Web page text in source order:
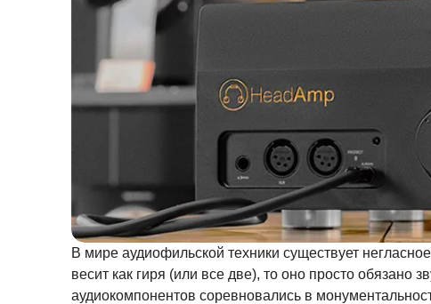
В мире аудиофильской техники существует
весит как гиря (или все две), то оно просто обязано
аудиокомпонентов соревновались в